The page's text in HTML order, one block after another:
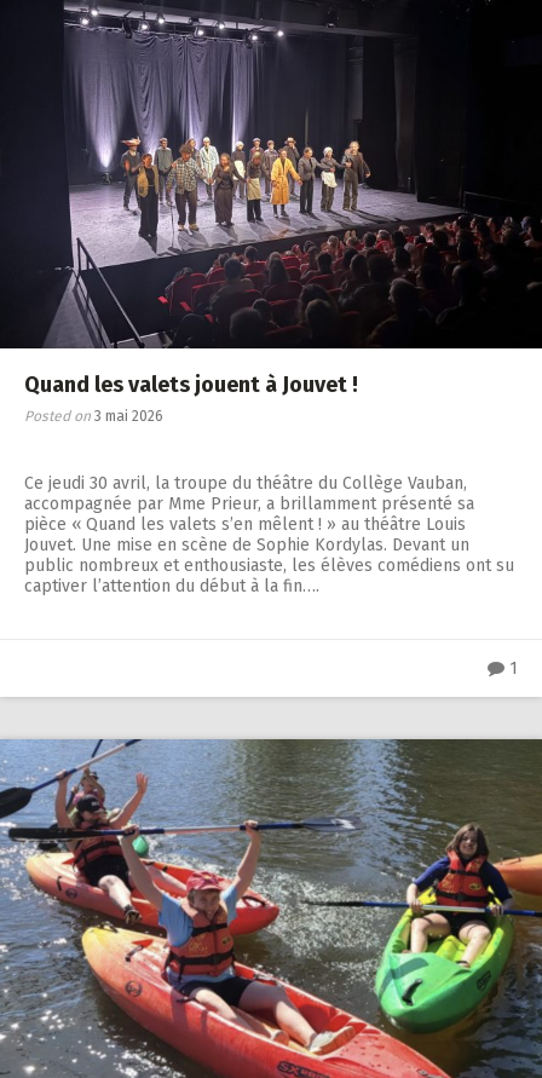
Quand les valets jouent à Jouvet !
Posted on 3 mai 2026
Ce jeudi 30 avril, la troupe du théâtre du Collège Vauban,
accompagnée par Mme Prieur, a brillamment présenté sa
pièce « Quand les valets s’en mêlent ! » au théâtre Louis
Jouvet. Une mise en scène de Sophie Kordylas. Devant un
public nombreux et enthousiaste, les élèves comédiens ont su
captiver l’attention du début à la fin….
1